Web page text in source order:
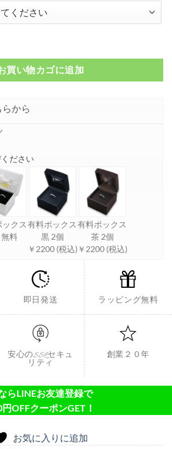
買い物カゴに追加
から
ださい
クス
料
有料ボックス
黒 2個
￥2200 (税込)
有料ボックス
茶 2個
￥2200 (税込)
即日発送 ラッピング無料
安心のSSLセキュ
リティ
創業２０年
らLINEお友達登録で
OFFクーポンGET！
お気に入りに追加